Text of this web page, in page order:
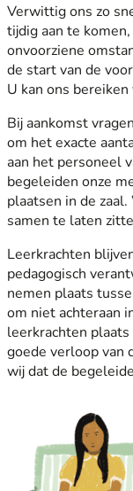
Verwittig ons zo
tijdig aan te
onvoorziene
de start van de
U kan ons
Bij aankomst
om het exacte
aan het personeel
begeleiden onze
plaatsen in de
samen te laten
Leerkrachten
pedagogisch
nemen plaats
om niet achteraan
leerkrachten
goede verloop van
wij dat de